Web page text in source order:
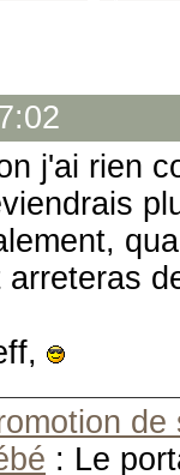
j'ai rien
arreteras
de
: Le